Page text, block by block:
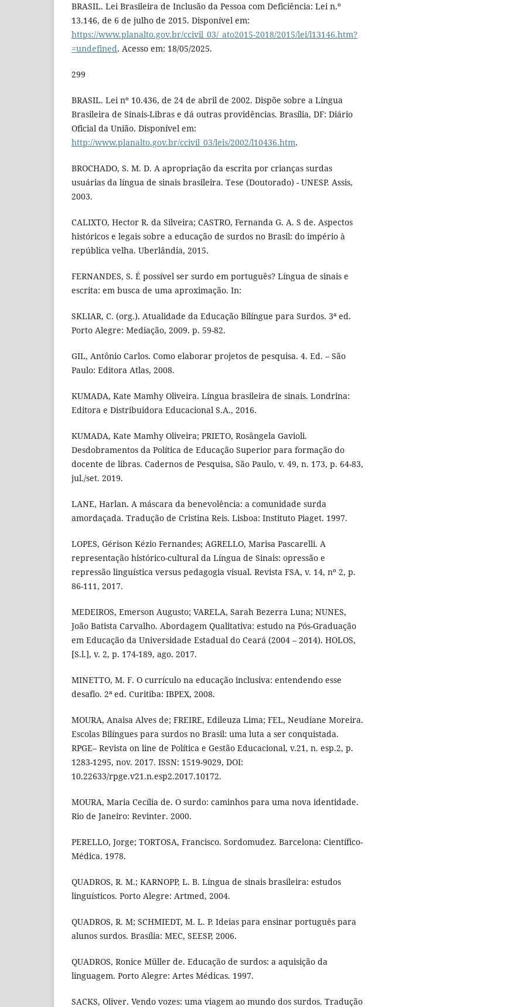
BRASIL. Lei Brasileira de Inclusão da Pessoa com Deficiência: Lei n.º
13.146, de 6 de julho de 2015. Disponível em:
https://www.planalto.gov.br/ccivil_03/_ato2015-2018/2015/lei/l13146.htm?
=undefined. Acesso em: 18/05/2025.
299
BRASIL. Lei nº 10.436, de 24 de abril de 2002. Dispõe sobre a Língua
Brasileira de Sinais-Libras e dá outras providências. Brasília, DF: Diário
Oficial da União. Disponível em:
http://www.planalto.gov.br/ccivil_03/leis/2002/l10436.htm.
BROCHADO, S. M. D. A apropriação da escrita por crianças surdas
usuárias da língua de sinais brasileira. Tese (Doutorado) - UNESP. Assis,
2003.
CALIXTO, Hector R. da Silveira; CASTRO, Fernanda G. A. S de. Aspectos
históricos e legais sobre a educação de surdos no Brasil: do império à
república velha. Uberlândia, 2015.
FERNANDES, S. É possível ser surdo em português? Língua de sinais e
escrita: em busca de uma aproximação. In:
SKLIAR, C. (org.). Atualidade da Educação Bilíngue para Surdos. 3ª ed.
Porto Alegre: Mediação, 2009. p. 59-82.
GIL, Antônio Carlos. Como elaborar projetos de pesquisa. 4. Ed. – São
Paulo: Editora Atlas, 2008.
KUMADA, Kate Mamhy Oliveira. Língua brasileira de sinais. Londrina:
Editora e Distribuidora Educacional S.A., 2016.
KUMADA, Kate Mamhy Oliveira; PRIETO, Rosângela Gavioli.
Desdobramentos da Política de Educação Superior para formação do
docente de libras. Cadernos de Pesquisa, São Paulo, v. 49, n. 173, p. 64-83,
jul./set. 2019.
LANE, Harlan. A máscara da benevolência: a comunidade surda
amordaçada. Tradução de Cristina Reis. Lisboa: Instituto Piaget. 1997.
LOPES, Gérison Kézio Fernandes; AGRELLO, Marisa Pascarelli. A
representação histórico-cultural da Língua de Sinais: opressão e
repressão linguística versus pedagogia visual. Revista FSA, v. 14, nº 2, p.
86-111, 2017.
MEDEIROS, Emerson Augusto; VARELA, Sarah Bezerra Luna; NUNES,
João Batista Carvalho. Abordagem Qualitativa: estudo na Pós-Graduação
em Educação da Universidade Estadual do Ceará (2004 – 2014). HOLOS,
[S.l.], v. 2, p. 174-189, ago. 2017.
MINETTO, M. F. O currículo na educação inclusiva: entendendo esse
desafio. 2ª ed. Curitiba: IBPEX, 2008.
MOURA, Anaisa Alves de; FREIRE, Edileuza Lima; FEL, Neudiane Moreira.
Escolas Bilíngues para surdos no Brasil: uma luta a ser conquistada.
RPGE– Revista on line de Política e Gestão Educacional, v.21, n. esp.2, p.
1283-1295, nov. 2017. ISSN: 1519-9029, DOI:
10.22633/rpge.v21.n.esp2.2017.10172.
MOURA, Maria Cecília de. O surdo: caminhos para uma nova identidade.
Rio de Janeiro: Revinter. 2000.
PERELLO, Jorge; TORTOSA, Francisco. Sordomudez. Barcelona: Científico-
Médica. 1978.
QUADROS, R. M.; KARNOPP, L. B. Língua de sinais brasileira: estudos
linguísticos. Porto Alegre: Artmed, 2004.
QUADROS, R. M; SCHMIEDT, M. L. P. Ideias para ensinar português para
alunos surdos. Brasília: MEC, SEESP, 2006.
QUADROS, Ronice Müller de. Educação de surdos: a aquisição da
linguagem. Porto Alegre: Artes Médicas. 1997.
SACKS, Oliver. Vendo vozes: uma viagem ao mundo dos surdos. Tradução